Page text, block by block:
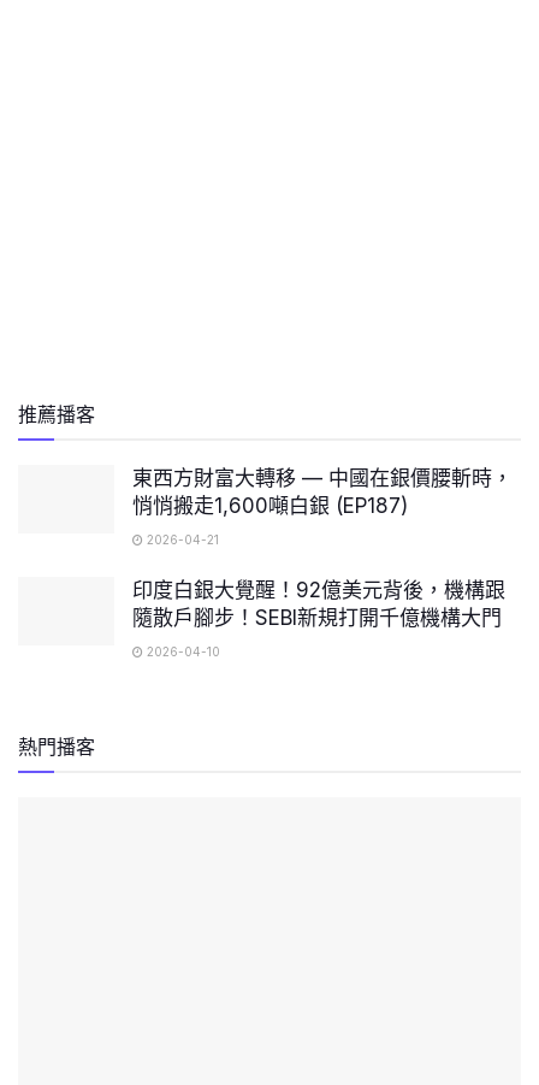
推薦播客
東西方財富大轉移 — 中國在銀價腰斬時，
悄悄搬走1,600噸白銀 (EP187)
2026-04-21
印度白銀大覺醒！92億美元背後，機構跟
隨散戶腳步！SEBI新規打開千億機構大門
2026-04-10
熱門播客